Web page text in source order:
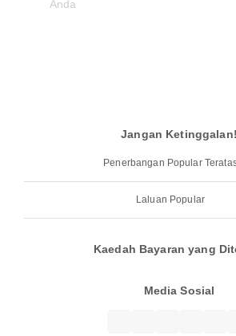
Jangan Ketinggalan!
Penerbangan Popular
Laluan Popular
Kaedah Bayaran yang
Media Sosial